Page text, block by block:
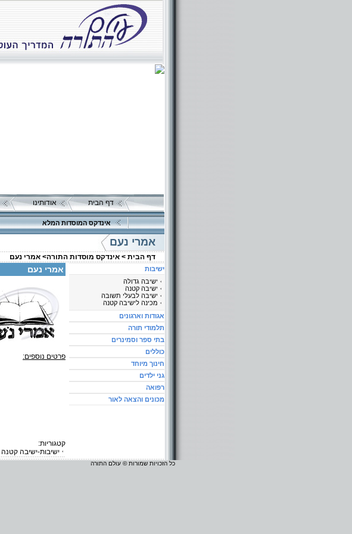
דף הבית אודותינו
אינדקס המוסדות המלא
אמרי נעם
דף הבית > אינדקס מוסדות התורה> אמרי נעם
אמרי נעם
פרטים נוספים:
קטגוריות:
ישיבות-ישיבה קטנה
ישיבות
ישיבה גדולה
ישיבה קטנה
ישיבה לבעלי תשובה
מכינה לישיבה קטנה
אגודות וארגונים
תלמודי תורה
בתי ספר וסמינרים
כוללים
חינוך מיוחד
גני ילדים
רפואה
מכונים והצאה לאור
כל הזכויות שמורות © עולם התורה